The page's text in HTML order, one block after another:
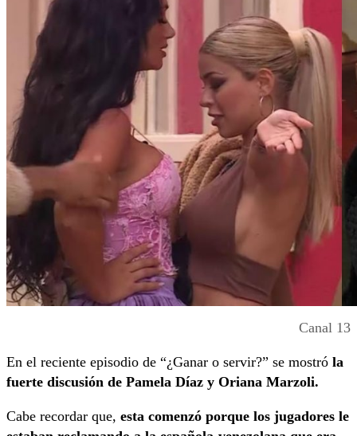
Canal 13
En el reciente episodio de “¿Ganar o servir?” se mostró la
fuerte discusión de Pamela Díaz y Oriana Marzoli.
Cabe recordar que, esta comenzó porque los jugadores le